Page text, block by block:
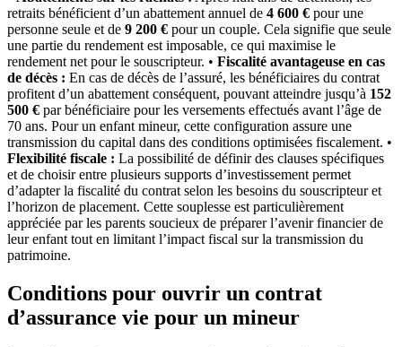
retraits bénéficient d’un abattement annuel de 4 600 € pour une
personne seule et de 9 200 € pour un couple. Cela signifie que seule
une partie du rendement est imposable, ce qui maximise le
rendement net pour le souscripteur. • Fiscalité avantageuse en cas
de décès : En cas de décès de l’assuré, les bénéficiaires du contrat
profitent d’un abattement conséquent, pouvant atteindre jusqu’à 152
500 € par bénéficiaire pour les versements effectués avant l’âge de
70 ans. Pour un enfant mineur, cette configuration assure une
transmission du capital dans des conditions optimisées fiscalement. •
Flexibilité fiscale : La possibilité de définir des clauses spécifiques
et de choisir entre plusieurs supports d’investissement permet
d’adapter la fiscalité du contrat selon les besoins du souscripteur et
l’horizon de placement. Cette souplesse est particulièrement
appréciée par les parents soucieux de préparer l’avenir financier de
leur enfant tout en limitant l’impact fiscal sur la transmission du
patrimoine.
Conditions pour ouvrir un contrat
d’assurance vie pour un mineur